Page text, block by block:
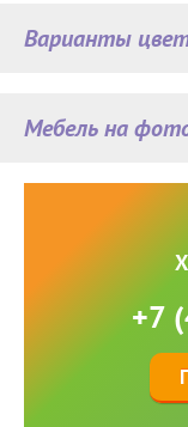
Мебель на
Варианты
+7